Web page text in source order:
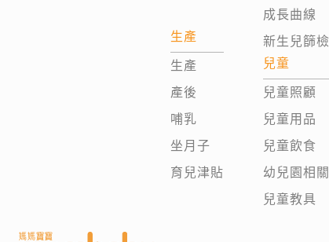
生產
生產
產後
哺乳
坐月子
育兒津貼
成長曲線
新生兒篩檢
兒童
兒童照顧
兒童用品
兒童飲食
幼兒園相關
兒童教具